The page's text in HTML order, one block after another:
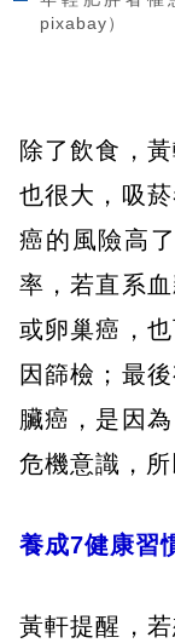
pixabay）
除了飲食，
也很大，吸
癌的風險高
率，若直系
或卵巢癌，
因篩檢；最
臟癌，是因
危機意識，所
養成7健康
黃軒提醒，